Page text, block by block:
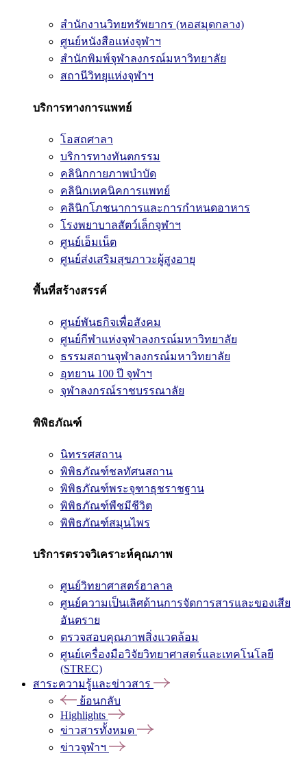
สำนักงานวิทยทรัพยากร (หอสมุดกลาง)
ศูนย์หนังสือแห่งจุฬาฯ
สำนักพิมพ์จุฬาลงกรณ์มหาวิทยาลัย
สถานีวิทยุแห่งจุฬาฯ
บริการทางการแพทย์
โอสถศาลา
บริการทางทันตกรรม
คลินิกกายภาพบำบัด
คลินิกเทคนิคการแพทย์
คลินิกโภชนาการและการกำหนดอาหาร
โรงพยาบาลสัตว์เล็กจุฬาฯ
ศูนย์เอ็มเน็ต
ศูนย์ส่งเสริมสุขภาวะผู้สูงอายุ
พื้นที่สร้างสรรค์
ศูนย์พันธกิจเพื่อสังคม
ศูนย์กีฬาแห่งจุฬาลงกรณ์มหาวิทยาลัย
ธรรมสถานจุฬาลงกรณ์มหาวิทยาลัย
อุทยาน 100 ปี จุฬาฯ
จุฬาลงกรณ์ราชบรรณาลัย
พิพิธภัณฑ์
นิทรรศสถาน
พิพิธภัณฑ์ชลทัศนสถาน
พิพิธภัณฑ์พระจุฑาธุชราชฐาน
พิพิธภัณฑ์พืชมีชีวิต
พิพิธภัณฑ์สมุนไพร
บริการตรวจวิเคราะห์คุณภาพ
ศูนย์วิทยาศาสตร์ฮาลาล
ศูนย์ความเป็นเลิศด้านการจัดการสารและของเสีย
อันตราย
ตรวจสอบคุณภาพสิ่งแวดล้อม
ศูนย์เครื่องมือวิจัยวิทยาศาสตร์และเทคโนโลยี
(STREC)
สาระความรู้และข่าวสาร
ย้อนกลับ
Highlights
ข่าวสารทั้งหมด
ข่าวจุฬาฯ